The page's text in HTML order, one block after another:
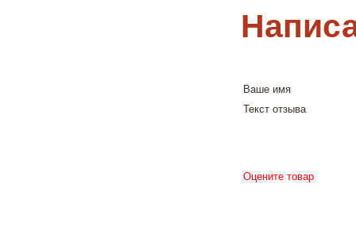
Ваше имя
Текст отзыва
Оцените товар